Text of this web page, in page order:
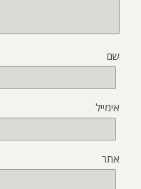
שם
אימייל
אתר